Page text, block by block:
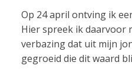
Op 24 april ontving ik
Hier spreek ik daarvoor
verbazing dat uit mijn
gegroeid die dit waard